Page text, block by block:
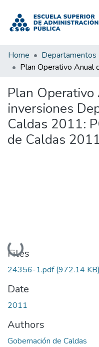
Home Departamentos
Plan
inversiones
Caldas 2011:
de Caldas
Loading...
Files
24356-1.pdf(972.14 KB)
Date
2011
Authors
Gobernación de Caldas